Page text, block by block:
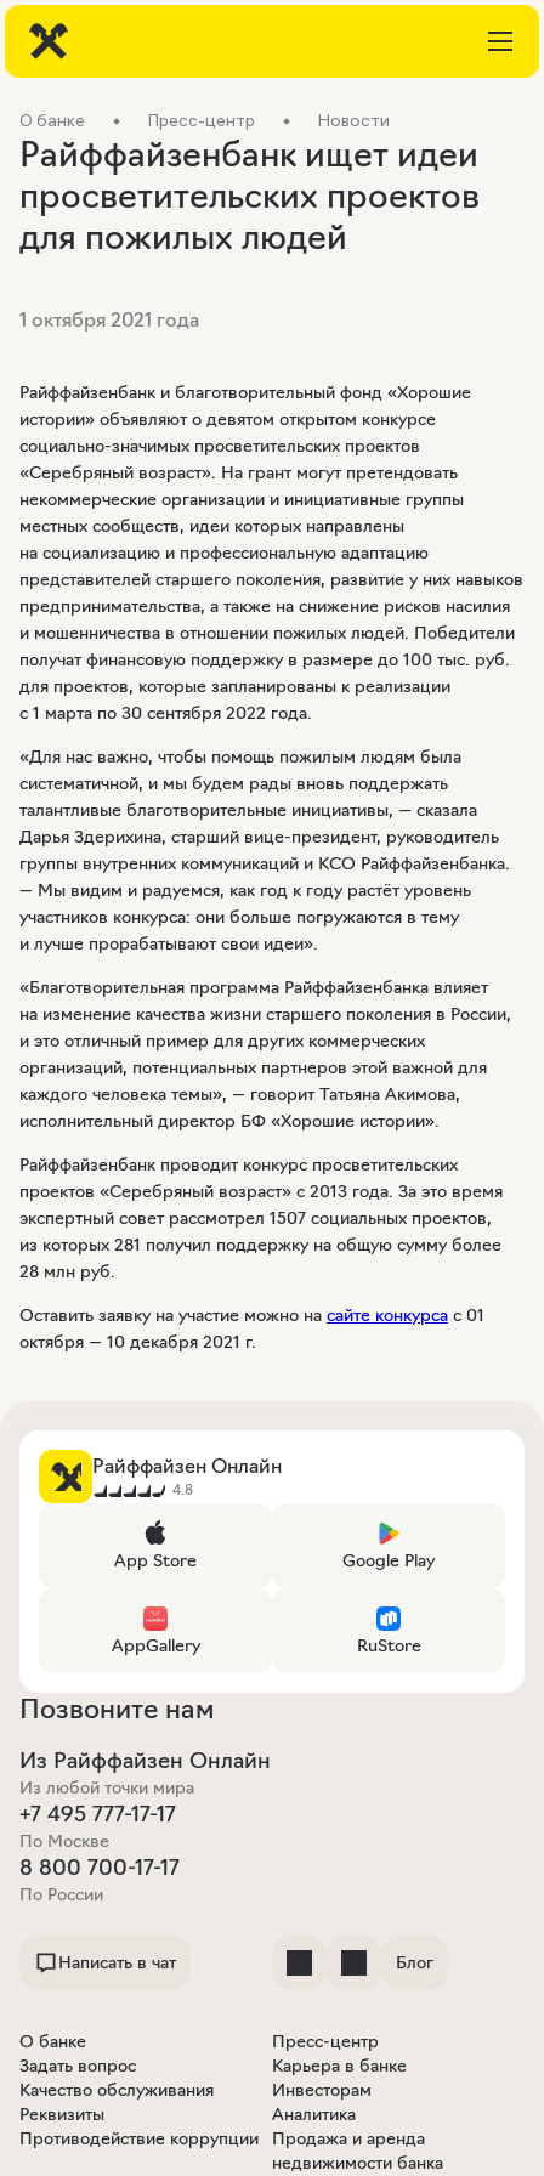
О банке Пресс-центр Новости
Райффайзенбанк ищет идеи
просветительских проектов
для пожилых людей
1 октября 2021 года
Райффайзенбанк и благотворительный фонд «Хорошие
истории» объявляют о девятом открытом конкурсе
социально-значимых просветительских проектов
«Серебряный возраст». На грант могут претендовать
некоммерческие организации и инициативные группы
местных сообществ, идеи которых направлены
на социализацию и профессиональную адаптацию
представителей старшего поколения, развитие у них навыков
предпринимательства, а также на снижение рисков насилия
и мошенничества в отношении пожилых людей. Победители
получат финансовую поддержку в размере до 100 тыс. руб.
для проектов, которые запланированы к реализации
с 1 марта по 30 сентября 2022 года.
«Для нас важно, чтобы помощь пожилым людям была
систематичной, и мы будем рады вновь поддержать
талантливые благотворительные инициативы, — сказала
Дарья Здерихина, старший вице-президент, руководитель
группы внутренних коммуникаций и КСО Райффайзенбанка.
— Мы видим и радуемся, как год к году растёт уровень
участников конкурса: они больше погружаются в тему
и лучше прорабатывают свои идеи».
«Благотворительная программа Райффайзенбанка влияет
на изменение качества жизни старшего поколения в России,
и это отличный пример для других коммерческих
организаций, потенциальных партнеров этой важной для
каждого человека темы», — говорит Татьяна Акимова,
исполнительный директор БФ «Хорошие истории».
Райффайзенбанк проводит конкурс просветительских
проектов «Серебряный возраст» с 2013 года. За это время
экспертный совет рассмотрел 1507 социальных проектов,
из которых 281 получил поддержку на общую сумму более
28 млн руб.
Оставить заявку на участие можно на сайте конкурса с 01
октября — 10 декабря 2021 г.
Райффайзен Онлайн
4.8
App Store Google Play
AppGallery RuStore
Позвоните нам
Из Райффайзен Онлайн
Из любой точки мира
+7 495 777-17-17
По Москве
8 800 700-17-17
По России
Написать в чат Блог
О банке
Задать вопрос
Качество обслуживания
Реквизиты
Противодействие коррупции
Пресс-центр
Карьера в банке
Инвесторам
Аналитика
Продажа и аренда
недвижимости банка